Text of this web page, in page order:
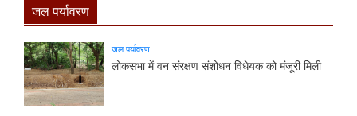
जल पर्यावरण
जल पर्यावरण
लोकसभा में वन संरक्षण संशोधन विधेयक को मंजूरी मिली